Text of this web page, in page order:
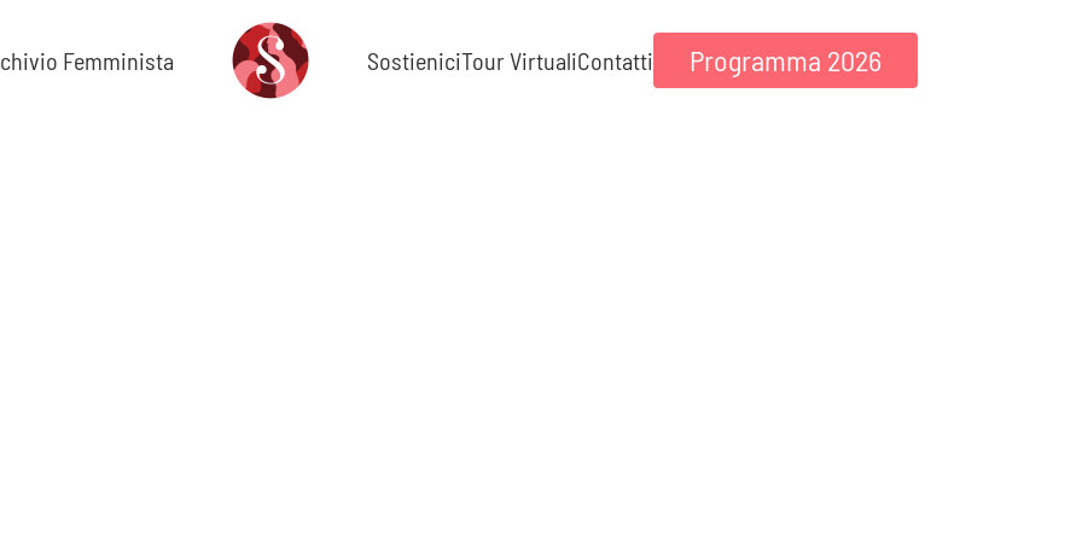
Femminista SostieniciTour VirtualiContatti Programma 2026